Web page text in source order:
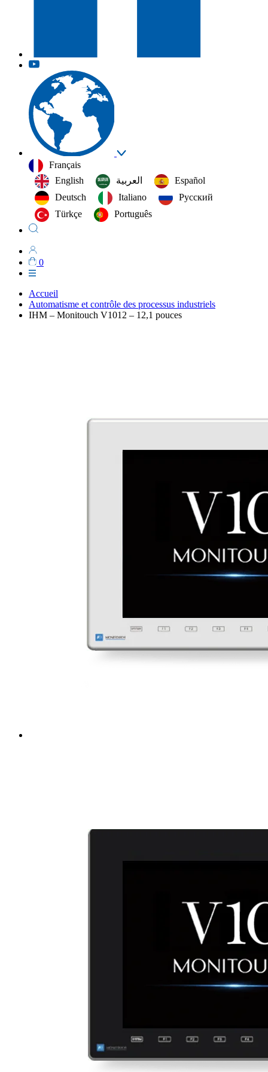
Français
English
العربية‏
Español
Deutsch
Italiano
Русский
Türkçe
Português
0
Accueil
Automatisme et contrôle des processus industriels
IHM – Monitouch V1012 – 12,1 pouces